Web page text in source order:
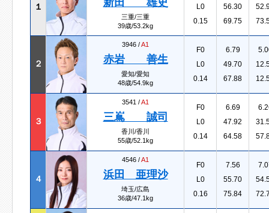
１ 新田 雄史
三重/三重
39歳/53.2kg
L0
0.15
56.30
69.75
２
3946 /A1
赤岩 善生
愛知/愛知
48歳/54.9kg
F0
L0
0.14
6.79
49.70
67.88
３
3541 /A1
三嶌 誠司
香川/香川
55歳/52.1kg
F0
L0
0.14
6.69
47.92
64.58
４
4546 /A1
浜田 亜理沙
埼玉/広島
36歳/47.1kg
F0
L0
0.16
7.56
55.70
75.84